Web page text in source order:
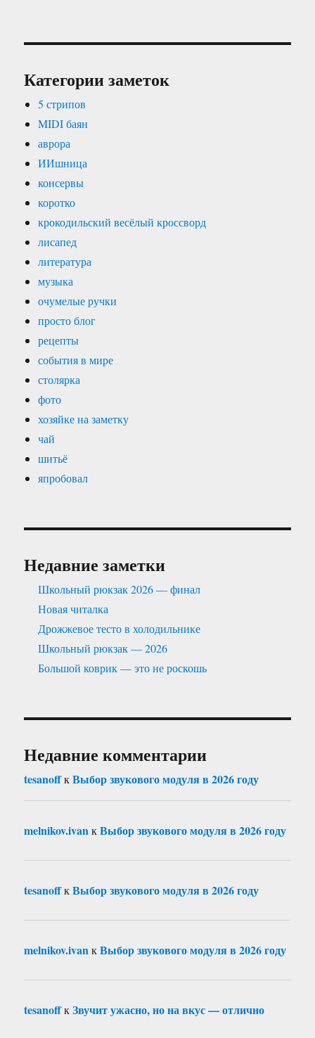
Категории заметок
5 стрипов
MIDI баян
аврора
ИИшница
консервы
коротко
крокодильский весёлый кроссворд
лисапед
литература
музыка
очумелые ручки
просто блог
рецепты
события в мире
столярка
фото
хозяйке на заметку
чай
шитьё
япробовал
Недавние заметки
Школьный рюкзак 2026 — финал
Новая читалка
Дрожжевое тесто в холодильнике
Школьный рюкзак — 2026
Большой коврик — это не роскошь
Недавние комментарии
tesanoffкВыбор звукового модуля в 2026 году
melnikov.ivanкВыбор звукового модуля в 2026 году
tesanoffкВыбор звукового модуля в 2026 году
melnikov.ivanкВыбор звукового модуля в 2026 году
tesanoffкЗвучит ужасно, но на вкус — отлично